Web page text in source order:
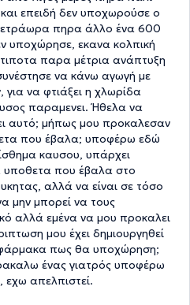
επειδή δεν υποχωρούσε ο
πηρα άλλο ένα 600
υποχώρησε, εκανα κολπική
τιποτα παρα μέτρια ανάπτυξη
να κάνω αγωγή με
να φτιάξει η χλωρίδα
παραμενει. Ήθελα να
αυτό; μήπως μου προκαλεσαν
που έβαλα; υποφέρω εδώ
καυσου, υπάρχει
που έβαλα στο
αλλά να είναι σε τόσο
μην μπορεί να τους
αλλά εμένα να μου προκαλει
μου έχει δημιουργηθεί
πως θα υποχώρηση;
ένας γιατρός υποφέρω
απελπιστεί.